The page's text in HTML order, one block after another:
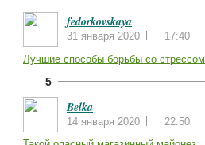
fedorkovskaya
31 января 2020
17:40
Лучшие способы борьбы со стрессом
5
Belka
14 января 2020
22:50